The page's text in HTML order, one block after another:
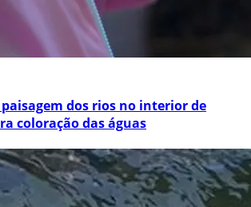
dos rios no interior de
coloração das águas